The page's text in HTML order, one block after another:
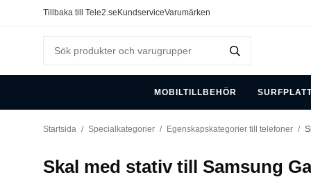
Tillbaka till Tele2.se KundserviceVarumärken
MOBILTILLBEHÖR
Startsida / Specialkategorier / Egenskapskategorier till telefoner /
Skal med stativ till Samsung